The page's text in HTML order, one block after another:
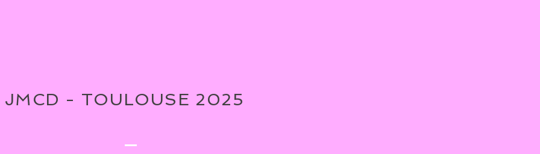
JMCD - TOULOUSE 2025